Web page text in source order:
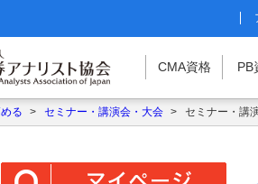
CMA資格 PB
る > セミナー・講演会・大会 > セミナー・講
マ